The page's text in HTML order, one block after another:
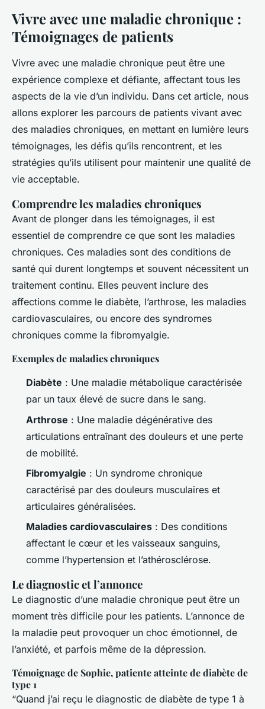
Vivre avec une maladie
chronique : témoignages de
patients
Lisa • 17 février 2025 • 7 min de lecture
Vivre avec une maladie chronique :
Témoignages de patients
Vivre avec une maladie chronique peut être une
expérience complexe et défiante, affectant tous les
aspects de la vie d’un individu. Dans cet article, nous
allons explorer les parcours de patients vivant avec
des maladies chroniques, en mettant en lumière leurs
témoignages, les défis qu’ils rencontrent, et les
stratégies qu’ils utilisent pour maintenir une qualité de
vie acceptable.
Comprendre les maladies chroniques
Avant de plonger dans les témoignages, il est
essentiel de comprendre ce que sont les maladies
chroniques. Ces maladies sont des conditions de
santé qui durent longtemps et souvent nécessitent un
traitement continu. Elles peuvent inclure des
affections comme le diabète, l’arthrose, les maladies
cardiovasculaires, ou encore des syndromes
chroniques comme la fibromyalgie.
Exemples de maladies chroniques
Diabète : Une maladie métabolique caractérisée
par un taux élevé de sucre dans le sang.
Arthrose : Une maladie dégénérative des
articulations entraînant des douleurs et une perte
de mobilité.
Fibromyalgie : Un syndrome chronique
caractérisé par des douleurs musculaires et
articulaires généralisées.
Maladies cardiovasculaires : Des conditions
affectant le cœur et les vaisseaux sanguins,
comme l’hypertension et l’athérosclérose.
Le diagnostic et l’annonce
Le diagnostic d’une maladie chronique peut être un
moment très difficile pour les patients. L’annonce de
la maladie peut provoquer un choc émotionnel, de
l’anxiété, et parfois même de la dépression.
Témoignage de Sophie, patiente atteinte de diabète de
type 1
“Quand j’ai reçu le diagnostic de diabète de type 1 à